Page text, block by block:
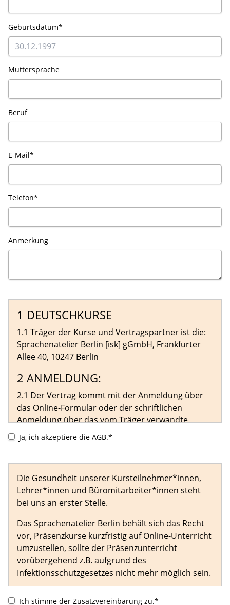
Geburtsdatum*
Muttersprache
Beruf
E-Mail*
Telefon*
Anmerkung
1 DEUTSCHKURSE
1.1 Träger der Kurse und Vertragspartner ist die:
Sprachenatelier Berlin [isk] gGmbH, Frankfurter
Allee 40, 10247 Berlin
2 ANMELDUNG:
2.1 Der Vertrag kommt mit der Anmeldung über
das Online-Formular oder der schriftlichen
Anmeldung über das vom Träger verwandte
Anmeldeformular zustande. Eine Anmeldegebühr
von 50,00 € hat der/die Teilnehmer/-in sofort zu
Zahlung des Gesamtkurspreises im Voraus zu
verlangen.
nicht, hat der Träger das Recht, vom Vertrag
zurückzutreten.
2.3 Die Anmeldung verpflichtet zur Zahlung der
Kursgebühr vor Beginn der ersten
Kursveranstaltung.
Ja, ich akzeptiere die AGB.*
Die Gesundheit unserer Kursteilnehmer*innen,
Lehrer*innen und Büromitarbeiter*innen steht
bei uns an erster Stelle.
Das Sprachenatelier Berlin behält sich das Recht
vor, Präsenzkurse kurzfristig auf Online-Unterricht
umzustellen, sollte der Präsenzunterricht
vorübergehend z.B. aufgrund des
Infektionsschutzgesetzes nicht mehr möglich sein.
Ich stimme der Zusatzvereinbarung zu.*